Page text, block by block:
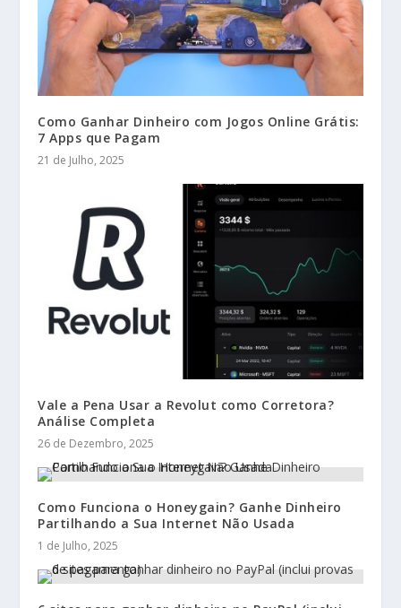
Como Ganhar Dinheiro com Jogos Online Grátis:
7 Apps que Pagam
21 de Julho, 2025
Vale a Pena Usar a Revolut como Corretora?
Análise Completa
26 de Dezembro, 2025
Como Funciona o Honeygain? Ganhe Dinheiro
Partilhando a Sua Internet Não Usada
1 de Julho, 2025